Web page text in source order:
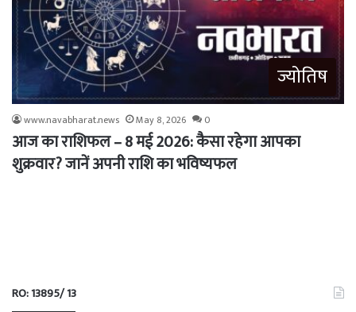
ज्योतिष
www.navabharat.news May 8, 2026 0
आज का राशिफल – 8 मई 2026: कैसा रहेगा आपका
शुक्रवार? जानें अपनी राशि का भविष्यफल
RO: 13895/ 13